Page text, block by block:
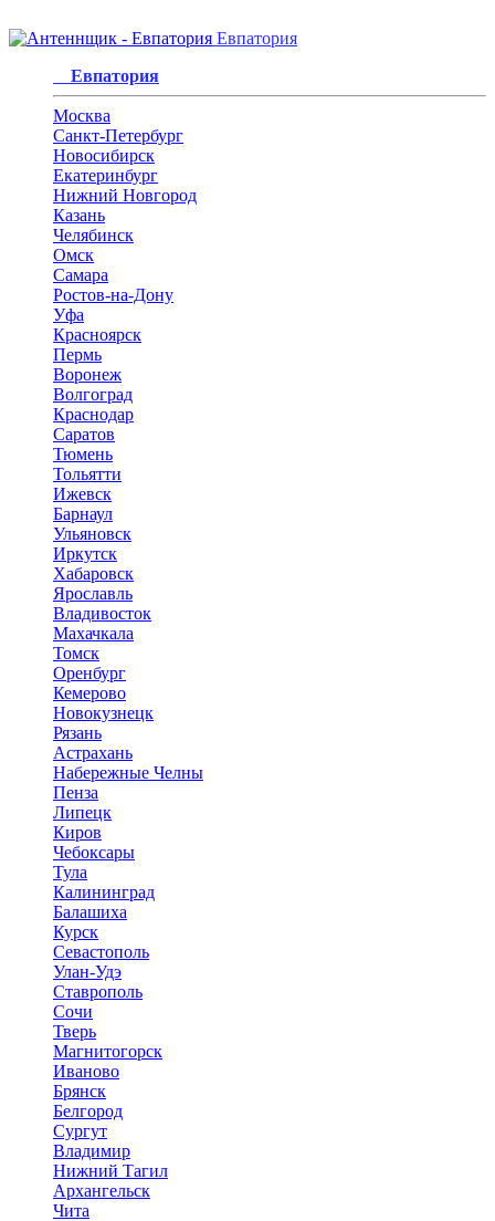
Евпатория
Евпатория
Москва
Санкт-Петербург
Новосибирск
Екатеринбург
Нижний Новгород
Казань
Челябинск
Омск
Самара
Ростов-на-Дону
Уфа
Красноярск
Пермь
Воронеж
Волгоград
Краснодар
Саратов
Тюмень
Тольятти
Ижевск
Барнаул
Ульяновск
Иркутск
Хабаровск
Ярославль
Владивосток
Махачкала
Томск
Оренбург
Кемерово
Новокузнецк
Рязань
Астрахань
Набережные Челны
Пенза
Липецк
Киров
Чебоксары
Тула
Калининград
Балашиха
Курск
Севастополь
Улан-Удэ
Ставрополь
Сочи
Тверь
Магнитогорск
Иваново
Брянск
Белгород
Сургут
Владимир
Нижний Тагил
Архангельск
Чита